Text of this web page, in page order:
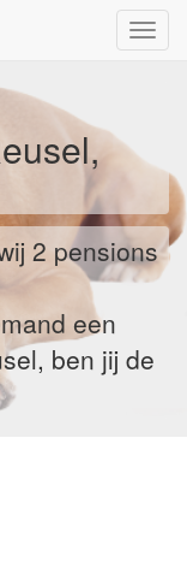
2 pensions
een
ben jij de